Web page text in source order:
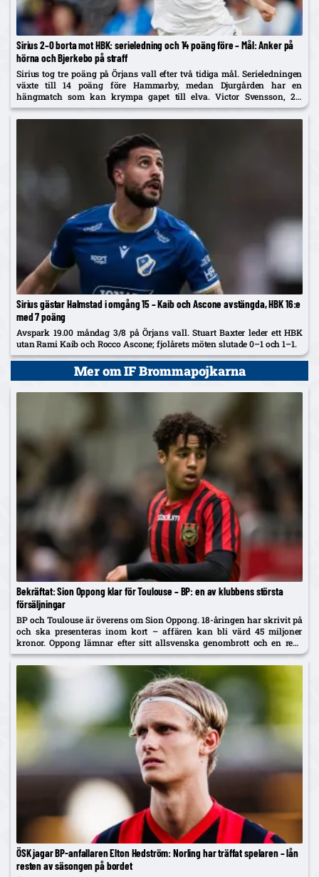
Sirius 2–0 borta mot HBK: serieledning och 14 poäng före – Mål: Anker på
hörna och Bjerkebo på straff
Sirius tog tre poäng på Örjans vall efter två tidiga mål. Serieledningen
växte till 14 poäng före Hammarby, medan Djurgården har en
hängmatch som kan krympa gapet till elva. Victor Svensson, 20,
startade centralt i Melker Heiers frånvaro.
Sirius gästar Halmstad i omgång 15 – Kaib och Ascone avstängda, HBK 16:e
med 7 poäng
Avspark 19.00 måndag 3/8 på Örjans vall. Stuart Baxter leder ett HBK
utan Rami Kaib och Rocco Ascone; fjolårets möten slutade 0–1 och 1–1.
Mer om IF Brommapojkarna
Bekräftat: Sion Oppong klar för Toulouse – BP: en av klubbens största
försäljningar
BP och Toulouse är överens om Sion Oppong. 18-åringen har skrivit på
och ska presenteras inom kort – affären kan bli värd 45 miljoner
kronor. Oppong lämnar efter sitt allsvenska genombrott och en resa
som började i BP som fyraåring.
ÖSK jagar BP-anfallaren Elton Hedström: Norling har träffat spelaren – lån
resten av säsongen på bordet